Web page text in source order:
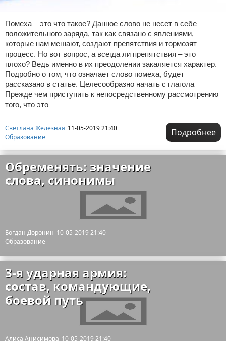
Помеха – это что такое? Данное слово не несет в себе
положительного заряда, так как связано с явлениями,
которые нам мешают, создают препятствия и тормозят
процесс. Но вот вопрос, а всегда ли препятствия – это
плохо? Ведь именно в их преодолении закаляется характер.
Подробно о том, что означает слово помеха, будет
рассказано в статье. Целесообразно начать с глагола
Прежде чем приступить к непосредственному рассмотрению
того, что это –
Светлана Железная 11-05-2019 21:40
Образование
Подробнее
Обременять: значение
слова, синонимы
Богдан Доронин 10-05-2019 21:40
Образование
3-я ударная армия:
состав, командующие,
боевой путь
Алиса Анисимова 10-05-2019 21:40